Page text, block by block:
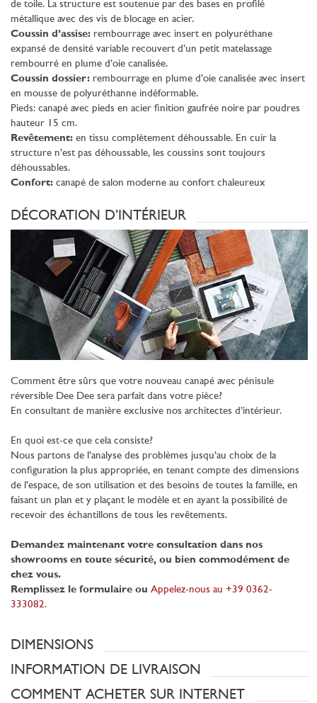
de toile. La structure est soutenue par des bases en profilé
métallique avec des vis de blocage en acier.
Coussin d’assise: rembourrage avec insert en polyuréthane
expansé de densité variable recouvert d’un petit matelassage
rembourré en plume d’oie canalisée.
Coussin dossier: rembourrage en plume d’oie canalisée avec insert
en mousse de polyuréthanne indéformable.
Pieds: canapé avec pieds en acier finition gaufrée noire par poudres
hauteur 15 cm.
Revêtement: en tissu complètement déhoussable. En cuir la
structure n’est pas déhoussable, les coussins sont toujours
déhoussables.
Confort: canapé de salon moderne au confort chaleureux
DÉCORATION D’INTÉRIEUR
Comment être sûrs que votre nouveau canapé avec pénisule
réversible Dee Dee sera parfait dans votre pièce?
En consultant de manière exclusive nos architectes d’intérieur.
En quoi est-ce que cela consiste?
Nous partons de l’analyse des problèmes jusqu’au choix de la
configuration la plus appropriée, en tenant compte des dimensions
de l’espace, de son utilisation et des besoins de toutes la famille, en
faisant un plan et y plaçant le modèle et en ayant la possibilité de
recevoir des échantillons de tous les revêtements.
Demandez maintenant votre consultation dans nos
showrooms en toute sécurité, ou bien commodément de
chez vous.
Remplissez le formulaire ou Appelez-nous au +39 0362-
333082.
DIMENSIONS
INFORMATION DE LIVRAISON
COMMENT ACHETER SUR INTERNET